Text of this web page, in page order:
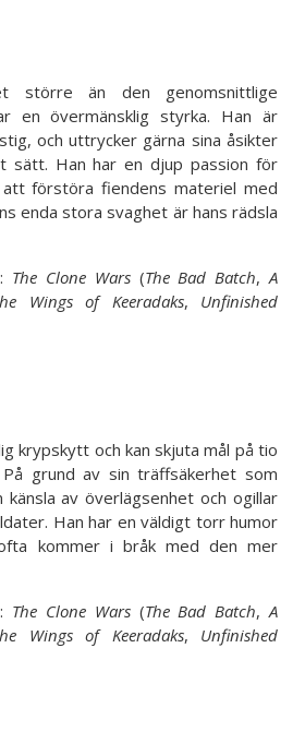
större än den genomsnittlige
en övermänsklig styrka. Han är
och uttrycker gärna sina åsikter
sätt. Han har en djup passion för
förstöra fiendens materiel med
enda stora svaghet är hans rädsla
The Clone Wars(The Bad Batch,A
Wings of Keeradaks, Unfinished
krypskytt och kan skjuta mål på tio
grund av sin träffsäkerhet som
av överlägsenhet och ogillar
Han har en väldigt torr humor
kommer i bråk med den mer
The Clone Wars(The Bad Batch,A
Wings of Keeradaks, Unfinished